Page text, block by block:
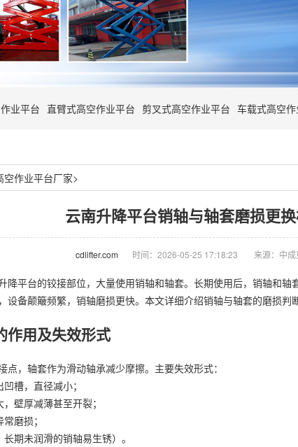
业平台 直臂式高空作业平台 剪叉式高空作业平台 车载式高空
空作业平台厂家>
云南升降平台销轴与轴套磨损更
cdlifter.com 时间：2026-05-25 17:18:23 来源：中成
降平台的铰接部位，大量使用销轴和轴套。长期使用后，销轴和
设备颠簸频繁，销轴磨损更快。本文详细介绍销轴与轴套的磨损判
作用及失效形式
点，轴套作为滑动轴承减少摩擦。主要失效形式：
槽，直径减小；
壁厚减薄甚至开裂；
磨损；
期未润滑的销轴易生锈）。